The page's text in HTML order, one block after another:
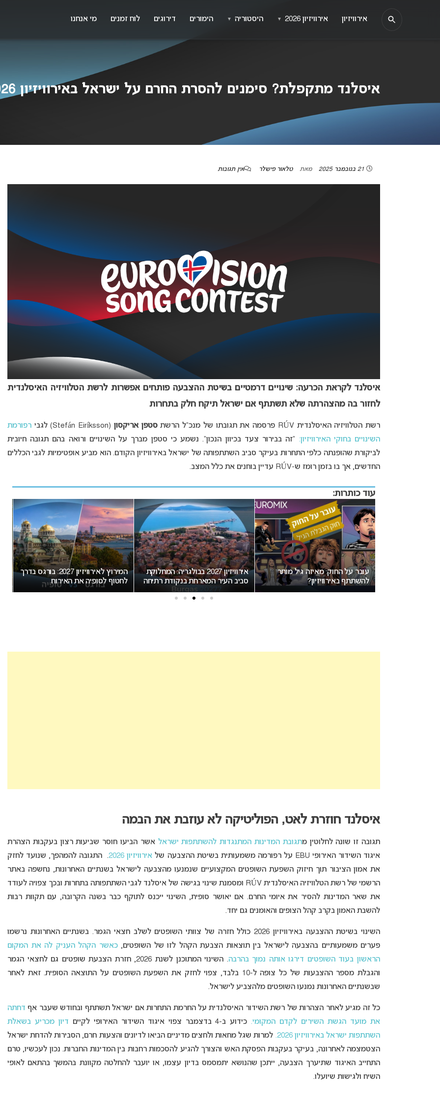
איסלנד מתקפלת? סימנים להסרת החרם על ישראל באירוויזיון 2026
מאת טלאור פישלר אין תגובות
איסלנד לקראת הכרעה: שינויים דרמטיים בשיטת ההצבעה פותחים אפשרות לרשת הטלוויזיה האיסלנדית
לחזור בה מהצהרתה שלא תשתתף אם ישראל תיקח חלק בתחרות
רשת הטלוויזיה האיסלנדית RÚV פרסמה את תגובתו של מנכ”ל הרשת סטפן אריקסון (Stefán Eiríksson) לגבי
רפורמת
השינויים בחוקי האירוויזיון: “זה בבירור צעד בכיוון הנכון”. נשמע כי סטפן מברך על השינויים ורואה בהם תגובה חיובית
לביקורת שהופנתה כלפי התחרות בעיקר סביב השתתפותה של ישראל באירוויזיון הקודם. הוא מביע אופטימיות לגבי הכללים
החדשים, אך בו בזמן רומז ש-RÚV עדיין בוחנים את כלל המצב.
עוד כותרות:
עובר על החוק: מאיזה גיל מותר
להשתתף באירוויזיון?
אירוויזיון 2027 בבולגריה: המחלוקת
סביב העיר המארחת בנקודת רתיחה
המירוץ לאירוויזיון 2027: בורגס בדרך
לחטוף לסופיה את האירוח
איסלנד חוזרת לאט, הפוליטיקה לא עוזבת את הבמה
תגובה זו שונה לחלוטין מתגובת המדינות המתנגדות להשתתפות ישראל אשר הביעו חוסר שביעות רצון בעקבות הצהרת
איגוד השידור האירופי EBU על רפורמה משמעותית בשיטת ההצבעה של
אירוויזיון 2026
. התגובה להמהפך, שנועד לחזק
את אמון הציבור תוך חיזוק השפעת השופטים המקצועיים שנמנעו מהצבעה לישראל בשנתיים האחרונות, נחשפה באתר
הרשמי של רשת הטלוויזיה האיסלנדית RÚV ומסמנת שינוי בגישה של איסלנד לגבי השתתפותה בתחרות ובכך צפויה לעודד
את שאר המדינות להסיר את איומי החרם. אם יאושר סופית, השינוי ייכנס לתוקף כבר בשנה הקרובה, עם תקוות רבות
להשבת האמון בקרב קהל הצופים והאומנים גם יחד.
השינוי בשיטת ההצבעה באירוויזיון 2026 כולל חזרה של צוותי השופטים לשלב חצאי הגמר. בשנתיים האחרונות נרשמו
פערים משמעותיים בהצבעה לישראל בין תוצאות הצבעת הקהל לזו של השופטים,כאשר הקהל העניק לה את המקום
הראשון בעוד השופטים דירגו אותה נמוך בהרבה
. השינוי המתוכנן לשנת 2026, חזרת הצבעת שופטים גם לחצאי הגמר
והגבלת מספר ההצבעות של כל צופה ל-10 בלבד, צפוי לחזק את השפעת השופטים על התוצאה הסופית. זאת לאחר
שבשנתיים האחרונות נמנעו השופטים מלהצביע לישראל.
כל זה מגיע לאחר הצהרות של רשת השידור האיסלנדית על החרמת התחרות אם ישראל תשתתף ובחודש שעבר אף דחתה
את מועד הגשת השירים לקדם המקומי.כידוע ב-4 בדצמבר צפוי איגוד השידור האירופי לקיים דיון מכריע בשאלת
השתתפות ישראל באירוויזיון 2026.
למרות שגל מחאות ולחצים מדיניים הביאו לדיונים והצעות חרם, הסבירות להדחת ישראל
הצטמצמה לאחרונה, בעיקר בעקבות הפסקת האש והצורך להגיע להסכמות רחבות בין המדינות החברות. נכון לעכשיו, טרם
התחייב האיגוד שתיערך הצבעה, ייתכן שהנושא יתמסמס בדיון עצמו, או יועבר להחלטה מקוונת בהמשך בהתאם לאופי
השיח ולגישות שיועלו.
אירוויזיון אירוויזיון 2026 ▼ היסטוריה ▼ הימורים דירוגים לוח זמנים מי אנחנו